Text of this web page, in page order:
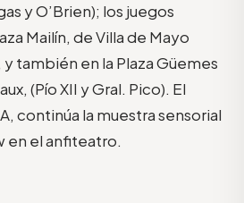
y O’Brien); los juegos
Mailín, de Villa de Mayo
y también en la Plaza Güemes
(Pío XII y Gral. Pico). El
continúa la muestra sensorial
en el anfiteatro.